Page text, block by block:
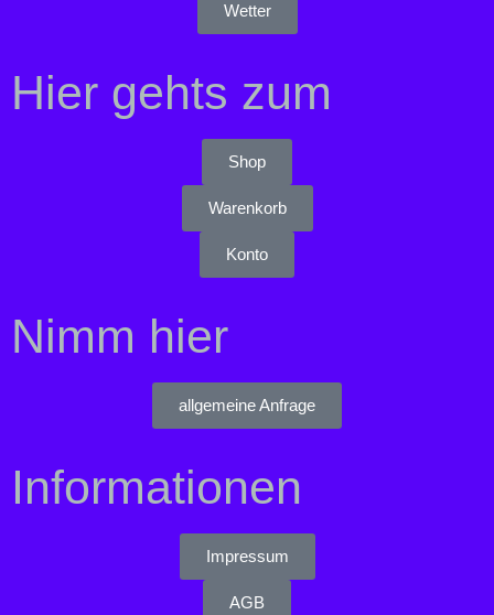
Wetter
Hier gehts zum
Shop
Warenkorb
Konto
Nimm hier
allgemeine Anfrage
Informationen
Impressum
AGB